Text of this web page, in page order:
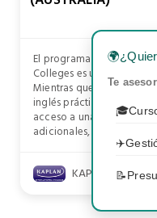
El programa de Inglés
Colleges es uno de los
Mientras que las clases
inglés práctico y las
acceso a una gran
adicionales, las clases.
KAPLAN
🌍
Te
🎓
✈️
📝